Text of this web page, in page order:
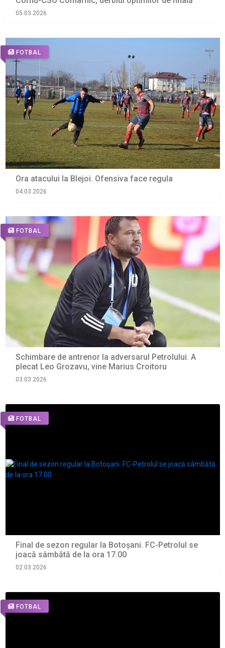
05.03.2026
FOTBAL
Ora atacului la Blejoi. Ofensiva face regula
04.03.2026
FOTBAL
Schimbare de antrenor la adversarul Petrolului. A
plecat Leo Grozavu, vine Marius Croitoru
03.03.2026
FOTBAL
Final de sezon regular la Botoșani. FC-Petrolul se
joacă sâmbătă de la ora 17.00
02.03.2026
FOTBAL